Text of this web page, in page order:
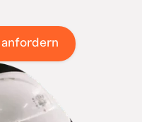
anfordern